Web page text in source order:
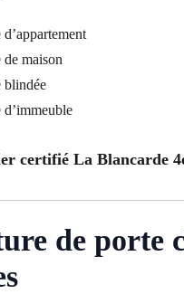
d’appartement
de maison
blindée
d’immeuble
certifié La Blancarde
de porte